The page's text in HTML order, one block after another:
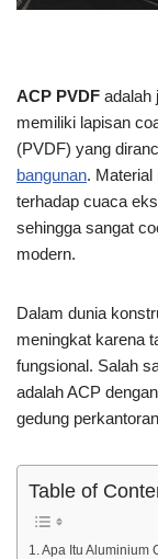
ACP PVDF adalah
memiliki lapisan
(PVDF) yang
bangunan. Material
terhadap cuaca
sehingga sangat
modern.
Dalam dunia
meningkat karena
fungsional. Salah
adalah ACP
gedung
Table of
Apa Itu Aluminium